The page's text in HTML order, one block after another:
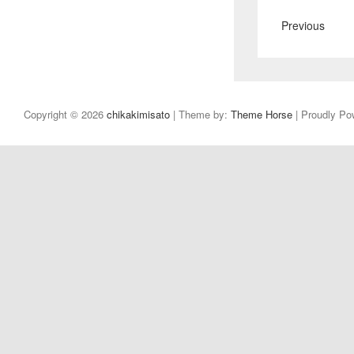
Previous
Copyright © 2026 chikakimisato | Theme by: Theme Horse | Proudly